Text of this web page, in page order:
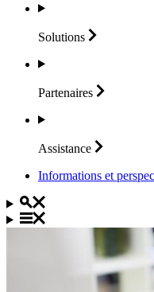
Solutions
Partenaires
Assistance
Informations et